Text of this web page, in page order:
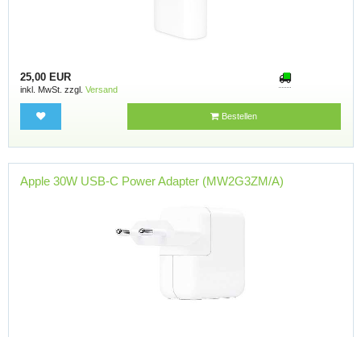
25,00 EUR
inkl. MwSt. zzgl. Versand
Bestellen
Apple 30W USB-C Power Adapter (MW2G3ZM/A)